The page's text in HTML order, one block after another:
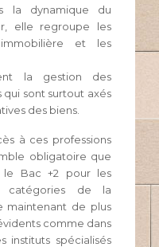
la dynamique du
elle regroupe les
et les
la gestion des
sont surtout axés
des biens.
à ces professions
obligatoire que
le Bac +2 pour les
catégories de la
maintenant de plus
comme dans
instituts spécialisés